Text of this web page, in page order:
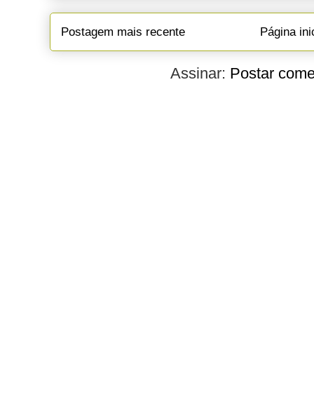
Postagem mais recente Página
Assinar: Postar